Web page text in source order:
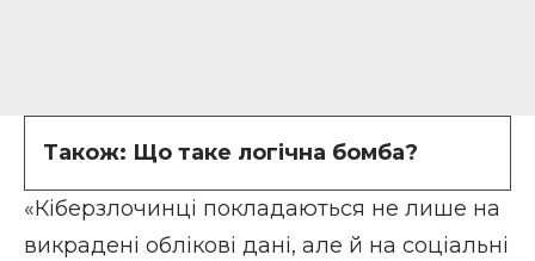
Також: Що таке логічна бомба?
«Кіберзлочинці покладаються не лише на
викрадені облікові дані, але й на соціальні